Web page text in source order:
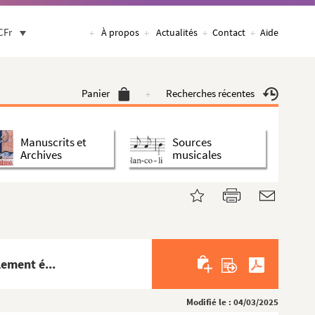
À propos Actualités Contact Aide
Panier Recherches récentes
Manuscrits et
Archives
Sources
musicales
é...
Modifié le : 04/03/2025